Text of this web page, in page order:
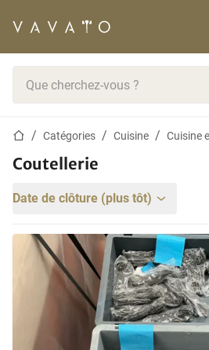
Page d'accueil
Catégories Cuisine Cuisine
Coutellerie
Date de clôture (plus tôt)